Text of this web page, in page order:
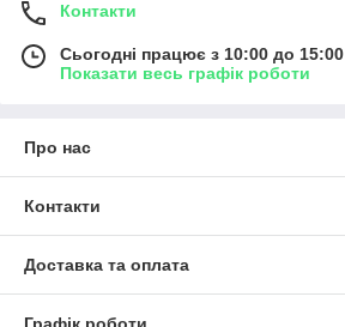
Контакти
Сьогодні працює з 10:00 до 15:00
Показати весь графік роботи
Про нас
Контакти
Доставка та оплата